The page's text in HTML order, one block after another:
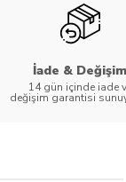
İade & Değişim
14 gün içinde iade
değişim garantisi